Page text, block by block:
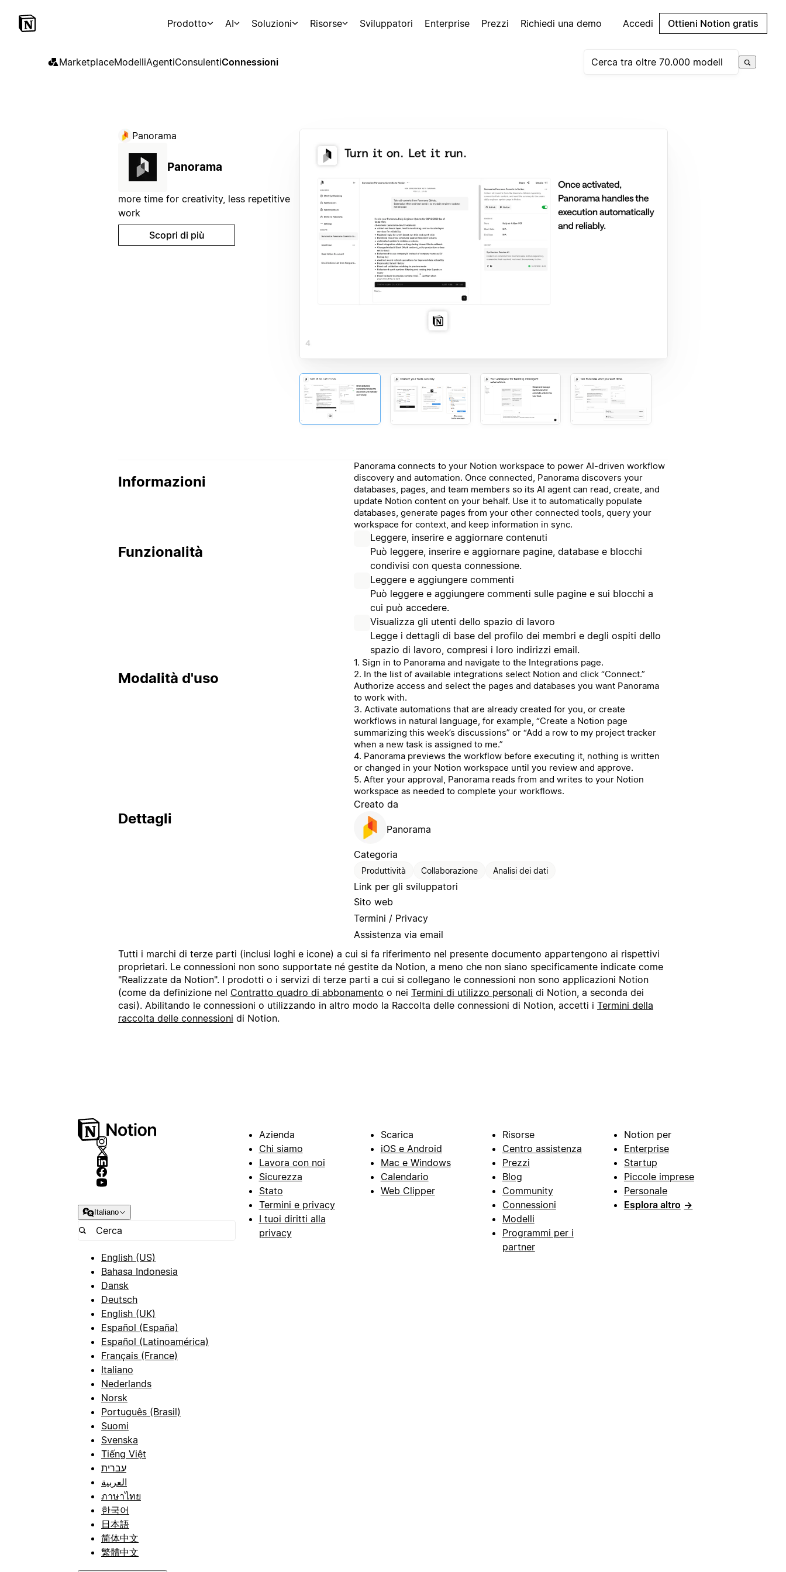
Prodotto AI Soluzioni Risorse Sviluppatori Enterprise Prezzi Richiedi una demo Accedi Ottieni Notion gratis
MarketplaceModelliAgentiConsulentiConnessioni
Panorama
Panorama
more time for creativity, less repetitive
work
Scopri di più
Informazioni
Panorama connects to your Notion workspace to power AI-driven workflow
discovery and automation. Once connected, Panorama discovers your
databases, pages, and team members so its AI agent can read, create, and
update Notion content on your behalf. Use it to automatically populate
databases, generate pages from your other connected tools, query your
workspace for context, and keep information in sync.
Funzionalità
Leggere, inserire e aggiornare contenuti
Può leggere, inserire e aggiornare pagine, database e blocchi
condivisi con questa connessione.
Leggere e aggiungere commenti
Può leggere e aggiungere commenti sulle pagine e sui blocchi a
cui può accedere.
Visualizza gli utenti dello spazio di lavoro
Legge i dettagli di base del profilo dei membri e degli ospiti dello
spazio di lavoro, compresi i loro indirizzi email.
Modalità d'uso
1. Sign in to Panorama and navigate to the Integrations page.
2. In the list of available integrations select Notion and click “Connect.”
Authorize access and select the pages and databases you want Panorama
to work with.
3. Activate automations that are already created for you, or create
workflows in natural language, for example, “Create a Notion page
summarizing this week’s discussions” or “Add a row to my project tracker
when a new task is assigned to me.”
4. Panorama previews the workflow before executing it, nothing is written
or changed in your Notion workspace until you review and approve.
5. After your approval, Panorama reads from and writes to your Notion
workspace as needed to complete your workflows.
Dettagli
Creato da
Panorama
Categoria
Produttività Collaborazione Analisi dei dati
Link per gli sviluppatori
Sito web
Termini / Privacy
Assistenza via email
Tutti i marchi di terze parti (inclusi loghi e icone) a cui si fa riferimento nel presente documento appartengono ai rispettivi
proprietari. Le connessioni non sono supportate né gestite da Notion, a meno che non siano specificamente indicate come
"Realizzate da Notion". I prodotti o i servizi di terze parti a cui si collegano le connessioni non sono applicazioni Notion
(come da definizione nel Contratto quadro di abbonamento o nei Termini di utilizzo personali di Notion, a seconda dei
casi). Abilitando le connessioni o utilizzando in altro modo la Raccolta delle connessioni di Notion, accetti i Termini della
raccolta delle connessioni di Notion.
Italiano
English (US)
Bahasa Indonesia
Dansk
Deutsch
English (UK)
Español (España)
Español (Latinoamérica)
Français (France)
Italiano
Nederlands
Norsk
Português (Brasil)
Suomi
Svenska
Tiếng Việt
עברית
العربية
ภาษาไทย
한국어
日本語
简体中文
繁體中文
Azienda
Chi siamo
Lavora con noi
Sicurezza
Stato
Termini e privacy
I tuoi diritti alla
privacy
Scarica
iOS e Android
Mac e Windows
Calendario
Web Clipper
Risorse
Centro assistenza
Prezzi
Blog
Community
Connessioni
Modelli
Programmi per i
partner
Notion per
Enterprise
Startup
Piccole imprese
Personale
Esplora altro →